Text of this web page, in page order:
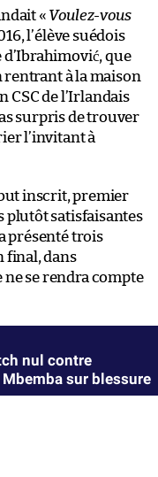
« Voulez-vous
l’élève suédois
que
rentrant à la maison
de l’Irlandais
surpris de trouver
l’invitant à
inscrit, premier
plutôt satisfaisantes
présenté trois
final, dans
ne se rendra compte
nul contre
sur blessure